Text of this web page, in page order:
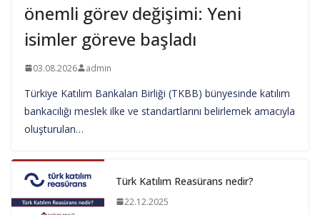
önemli görev değişimi: Yeni
isimler göreve başladı
03.08.2026 admin
Türkiye Katılım Bankaları Birliği (TKBB) bünyesinde katılım
bankacılığı meslek ilke ve standartlarını belirlemek amacıyla
oluşturulan…
Türk Katılım Reasürans nedir?
22.12.2025